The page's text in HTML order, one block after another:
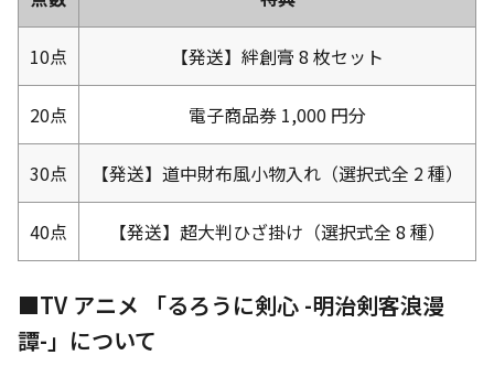
10点 【発送】絆創膏 8 枚セット
20点 電子商品券 1,000 円分
30点 【発送】道中財布風小物入れ（選択式全 2 種）
40点 【発送】超大判ひざ掛け（選択式全 8 種）
■TV アニメ 「るろうに剣心 -明治剣客浪漫
譚-」について